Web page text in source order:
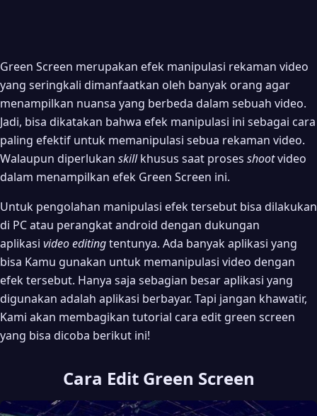
Green Screen merupakan efek manipulasi rekaman video
yang seringkali dimanfaatkan oleh banyak orang agar
menampilkan nuansa yang berbeda dalam sebuah video.
Jadi, bisa dikatakan bahwa efek manipulasi ini sebagai cara
paling efektif untuk memanipulasi sebua rekaman video.
Walaupun diperlukan skillkhusus saat proses shootvideo
dalam menampilkan efek Green Screen ini.
Untuk pengolahan manipulasi efek tersebut bisa dilakukan
di PC atau perangkat android dengan dukungan
aplikasi video editingtentunya. Ada banyak aplikasi yang
bisa Kamu gunakan untuk memanipulasi video dengan
efek tersebut. Hanya saja sebagian besar aplikasi yang
digunakan adalah aplikasi berbayar. Tapi jangan khawatir,
Kami akan membagikan tutorial cara edit green screen
yang bisa dicoba berikut ini!
Cara Edit Green Screen